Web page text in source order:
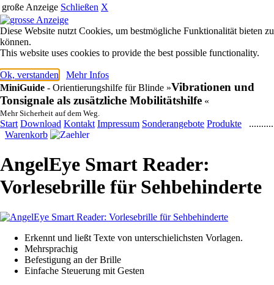
große Anzeige Schließen X
Diese Website nutzt Cookies, um bestmögliche Funktionalität bieten zu
können.
This website uses cookies to provide the best possible functionality.
Ok, verstanden
Mehr Infos
MiniGuide - Orientierungshilfe für Blinde »Vibrationen und
Tonsignale als zusätzliche Mobilitätshilfe «
Mehr Sicherheit auf dem Weg.
Start Download Kontakt Impressum Sonderangebote Produkte ..........
Warenkorb
AngelEye Smart Reader:
Vorlesebrille für Sehbehinderte
Erkennt und ließt Texte von unterschielichsten Vorlagen.
Mehrsprachig
Befestigung an der Brille
Einfache Steuerung mit Gesten